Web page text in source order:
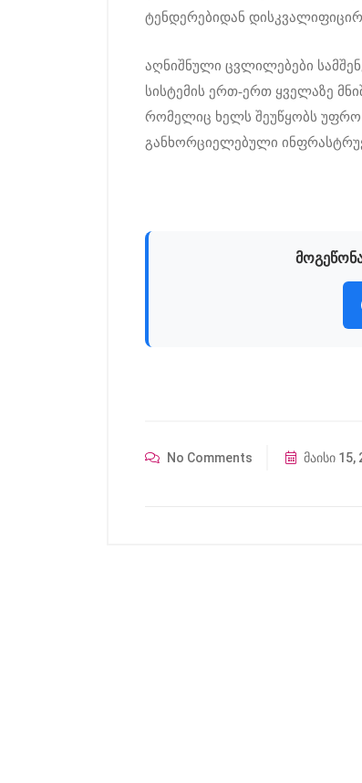
ტენდერებიდან
აღნიშნული ცვლილებები
სისტემის ერთ-ერთ ყველაზე
რომელიც ხელს შეუწყობს
განხორციელებული
No Comments მაისი 15,